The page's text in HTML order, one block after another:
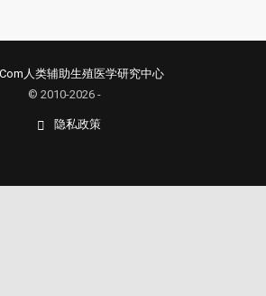
© 2010-2026 -
人类辅助生殖医学研究中心
隐私政策